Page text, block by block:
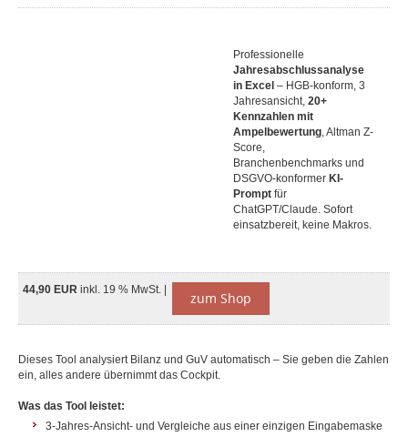
Professionelle
Jahresabschlussanalyse
in Excel – HGB-konform, 3
Jahresansicht, 20+
Kennzahlen mit
Ampelbewertung, Altman Z-
Score,
Branchenbenchmarks und
DSGVO-konformer KI-
Prompt für
ChatGPT/Claude. Sofort
einsatzbereit, keine Makros.
44,90 EUR inkl. 19 % MwSt. | zum Shop
Dieses Tool analysiert Bilanz und GuV automatisch – Sie geben die Zahlen
ein, alles andere übernimmt das Cockpit.
Was das Tool leistet:
3-Jahres-Ansicht- und Vergleiche aus einer einzigen Eingabemaske